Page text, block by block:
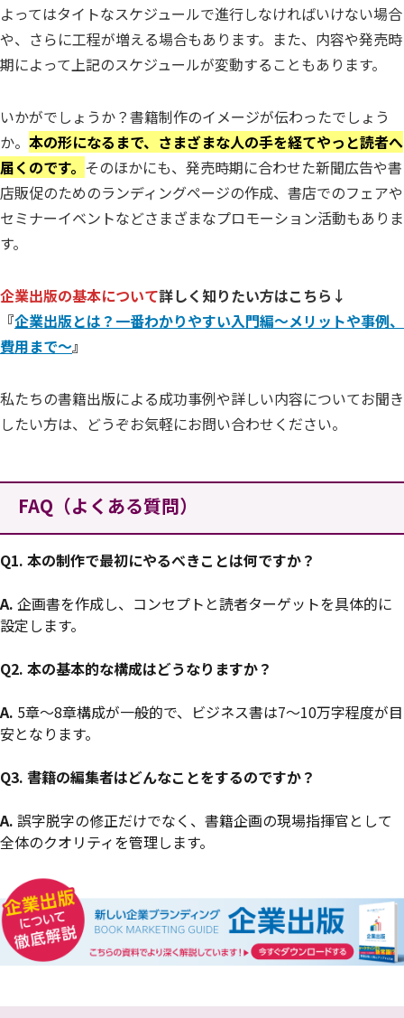
よってはタイトなスケジュールで進行しなければいけない場合
や、さらに工程が増える場合もあります。また、内容や発売時
期によって上記のスケジュールが変動することもあります。
いかがでしょうか？書籍制作のイメージが伝わったでしょう
か。 本の形になるまで、さまざまな人の手を経てやっと読者へ
届くのです。 そのほかにも、発売時期に合わせた新聞広告や書
店販促のためのランディングページの作成、書店でのフェアや
セミナーイベントなどさまざまなプロモーション活動もありま
す。
企業出版の基本について詳しく知りたい方はこちら↓
『企業出版とは？一番わかりやすい入門編～メリットや事例、
費用まで～』
私たちの書籍出版による成功事例や詳しい内容についてお聞き
したい方は、どうぞお気軽にお問い合わせください。
FAQ（よくある質問）
Q1. 本の制作で最初にやるべきことは何ですか？
A. 企画書を作成し、コンセプトと読者ターゲットを具体的に
設定します。
Q2. 本の基本的な構成はどうなりますか？
A. 5章〜8章構成が一般的で、ビジネス書は7〜10万字程度が目
安となります。
Q3. 書籍の編集者はどんなことをするのですか？
A. 誤字脱字の修正だけでなく、書籍企画の現場指揮官として
全体のクオリティを管理します。